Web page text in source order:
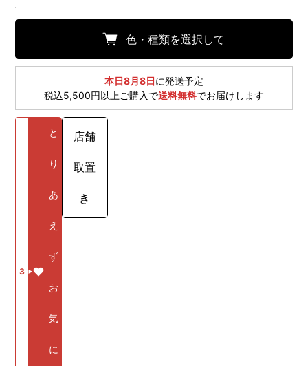
色・種類を選択して
本日8月8日に発送予定
税込5,500円以上ご購入で送料無料でお届けします
3
と
り
あ
え
ず
お
気
に
店舗
取置
き